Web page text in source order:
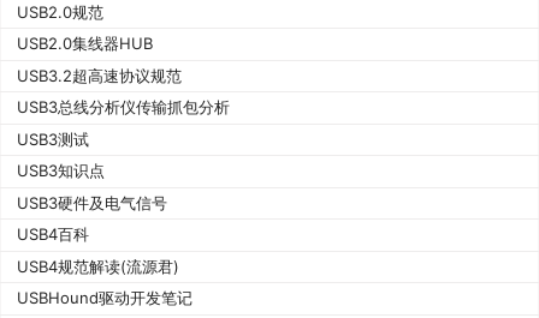
USB2.0规范
USB2.0集线器HUB
USB3.2超高速协议规范
USB3总线分析仪传输抓包分析
USB3测试
USB3知识点
USB3硬件及电气信号
USB4百科
USB4规范解读(流源君)
USBHound驱动开发笔记